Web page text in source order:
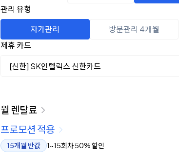
관리 유형
자가관리
방문관리 4개월
제휴 카드
[신한] SK인텔릭스 신한카드
이용 요금
월 렌탈료
프로모션 적용
15개월 반값 1~15회차 50% 할인